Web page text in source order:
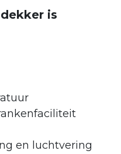
is
en luchtvering